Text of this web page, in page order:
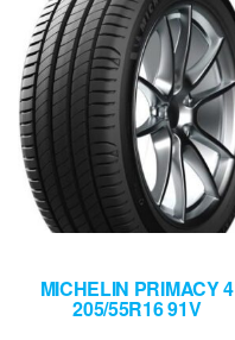
MICHELIN PRIMACY 4
205/55R16 91V